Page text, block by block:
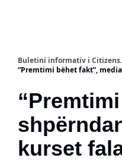
Buletini informativ i
“Premtimi bëhet fakt”,
kurset